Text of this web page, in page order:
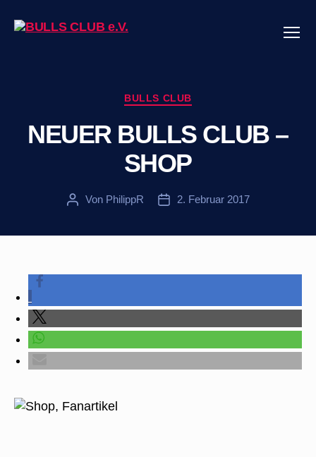
Kategorien
BULLS CLUB
NEUER BULLS CLUB –
SHOP
Beitragsautor
Von PhilippR Veröffentlichungsdatum
2. Februar 2017